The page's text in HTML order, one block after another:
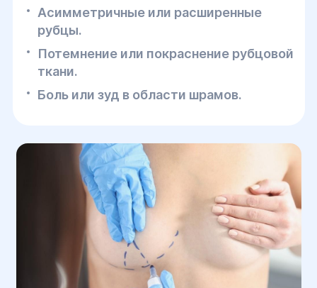
Асимметричные или расширенные
рубцы.
Потемнение или покраснение рубцовой
ткани.
Боль или зуд в области шрамов.